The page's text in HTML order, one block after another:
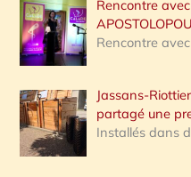
Rencontre
Rencontre
Jassans-
partagé une
Installés dans